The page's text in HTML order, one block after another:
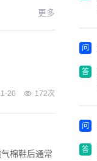
更多
20 172次
棉鞋后通常